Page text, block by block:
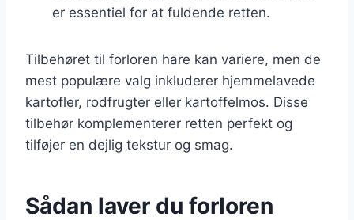
er essentiel for at fuldende retten.
Tilbehøret til forloren hare kan variere, men de
mest populære valg inkluderer hjemmelavede
kartofler, rodfrugter eller kartoffelmos. Disse
tilbehør komplementerer retten perfekt og
tilføjer en dejlig tekstur og smag.
Sådan laver du forloren